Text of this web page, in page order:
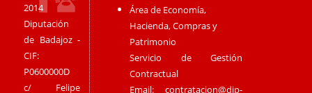
2014
Diputación
de Badajoz -
CIF:
P0600000D
c/ Felipe
Área de Economía,
Hacienda, Compras y
Patrimonio
Servicio de Gestión
Contractual
Email:contratacion@dip-